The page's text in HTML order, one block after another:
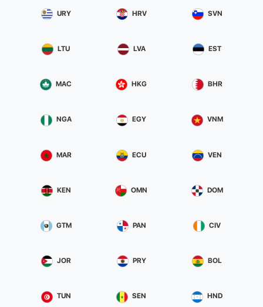
URY HRV SVN
LTU LVA EST
MAC HKG BHR
NGA EGY VNM
MAR ECU VEN
KEN OMN DOM
GTM PAN CIV
JOR PRY BOL
TUN SEN HND